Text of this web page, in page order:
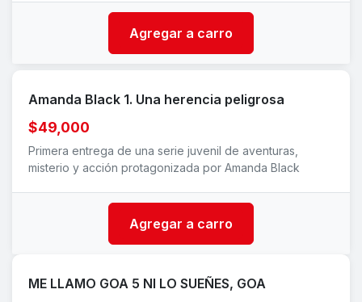
Agregar a carro
Amanda Black 1. Una herencia peligrosa
$49,000
Primera entrega de una serie juvenil de aventuras,
misterio y acción protagonizada por Amanda Black
Agregar a carro
ME LLAMO GOA 5 NI LO SUEÑES, GOA